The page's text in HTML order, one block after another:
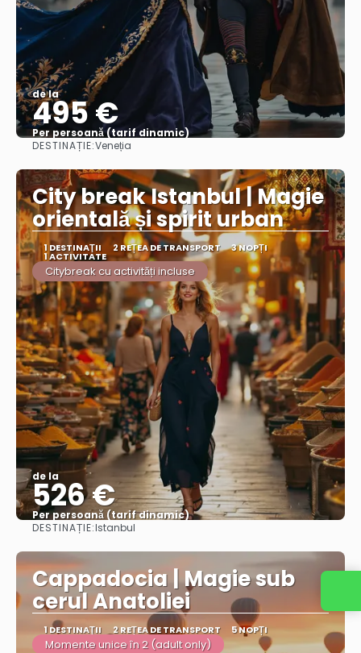
de la
495 €
Per persoană (tarif dinamic)
DESTINAȚIE:Veneția
City break Istanbul | Magie
orientală și spirit urban
1 DESTINAŢII 2 REȚEA DE TRANSPORT 3 NOPȚI
1 ACTIVITATE
Citybreak cu activități incluse
de la
526 €
Per persoană (tarif dinamic)
DESTINAȚIE:Istanbul
Cappadocia | Magie sub
cerul Anatoliei
1 DESTINAŢII 2 REȚEA DE TRANSPORT 5 NOPȚI
Momente unice în 2 (adult only)